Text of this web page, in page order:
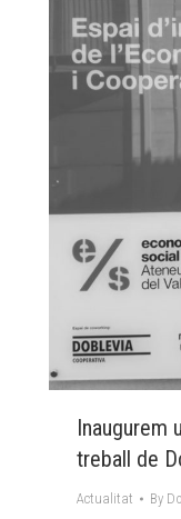
Inaugurem
treball de
Actualitat By